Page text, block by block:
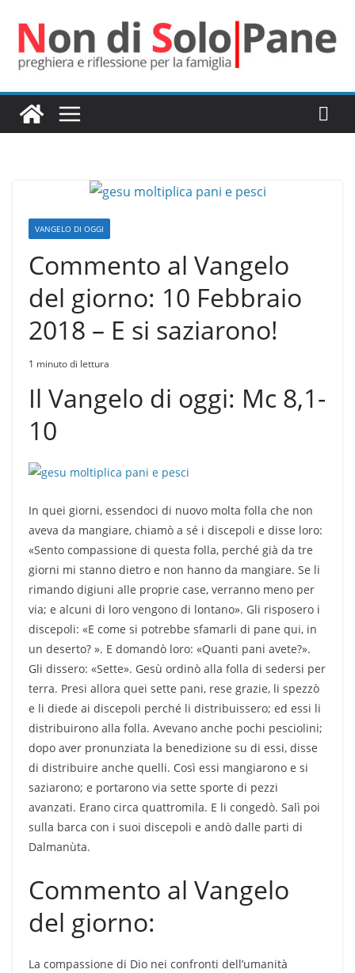
contenuto
VANGELO DI OGGI
Commento al Vangelo
del giorno: 10 Febbraio
2018 – E si saziarono!
1 minuto di lettura
Il Vangelo di oggi: Mc 8,1-
10
In quei giorni, essendoci di nuovo molta folla che non
aveva da mangiare, chiamò a sé i discepoli e disse loro:
«Sento compassione di questa folla, perché già da tre
giorni mi stanno dietro e non hanno da mangiare. Se li
rimando digiuni alle proprie case, verranno meno per
via; e alcuni di loro vengono di lontano». Gli risposero i
discepoli: «E come si potrebbe sfamarli di pane qui, in
un deserto? ». E domandò loro: «Quanti pani avete?».
Gli dissero: «Sette». Gesù ordinò alla folla di sedersi per
terra. Presi allora quei sette pani, rese grazie, li spezzò
e li diede ai discepoli perché li distribuissero; ed essi li
distribuirono alla folla. Avevano anche pochi pesciolini;
dopo aver pronunziata la benedizione su di essi, disse
di distribuire anche quelli. Così essi mangiarono e si
saziarono; e portarono via sette sporte di pezzi
avanzati. Erano circa quattromila. E li congedò. Salì poi
sulla barca con i suoi discepoli e andò dalle parti di
Dalmanùta.
Commento al Vangelo
del giorno:
La compassione di Dio nei confronti dell’umanità